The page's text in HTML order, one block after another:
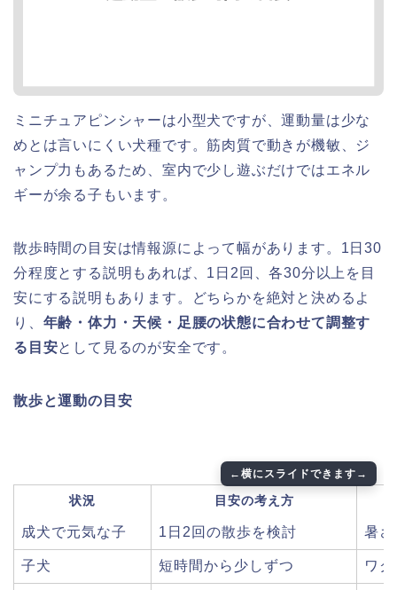
ミニチュアピンシャーは小型犬ですが、運動量は少な
めとは言いにくい犬種です。筋肉質で動きが機敏、ジ
ャンプ力もあるため、室内で少し遊ぶだけではエネル
ギーが余る子もいます。
散歩時間の目安は情報源によって幅があります。1日30
分程度とする説明もあれば、1日2回、各30分以上を目
安にする説明もあります。どちらかを絶対と決めるよ
り、 年齢・体力・天候・足腰の状態に合わせて調整す
る目安として見るのが安全です。
散歩と運動の目安
状況 目安の考え方
成犬で元気な子 1日2回の散歩を検討 暑
子犬 短時間から少しずつ ワ